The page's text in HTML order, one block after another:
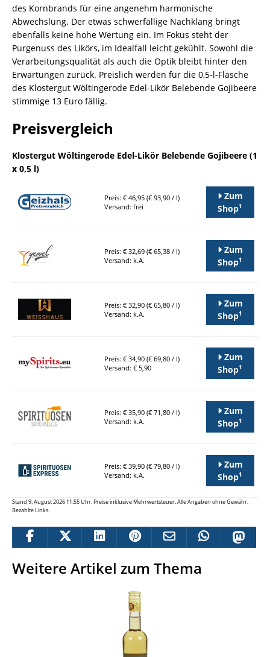
des Kornbrands für eine angenehm harmonische
Abwechslung. Der etwas schwerfällige Nachklang bringt
ebenfalls keine hohe Wertung ein. Im Fokus steht der
Purgenuss des Likörs, im Idealfall leicht gekühlt. Sowohl die
Verarbeitungsqualität als auch die Optik bleibt hinter den
Erwartungen zurück. Preislich werden für die 0,5-l-Flasche
des Klostergut Wöltingerode Edel-Likör Belebende Gojibeere
stimmige 13 Euro fällig.
Preisvergleich
Klostergut Wöltingerode Edel-Likör Belebende Gojibeere (1
x 0,5 l)
Preis: € 46,95 (€ 93,90 / l)
Versand: frei
Zum
Shop1
Preis: € 32,69 (€ 65,38 / l)
Versand: k.A.
Zum
Shop1
Preis: € 32,90 (€ 65,80 / l)
Versand: k.A.
Zum
Shop1
Preis: € 34,90 (€ 69,80 / l)
Versand: € 5,90
Zum
Shop1
Preis: € 35,90 (€ 71,80 / l)
Versand: k.A.
Zum
Shop1
Preis: € 39,90 (€ 79,80 / l)
Versand: k.A.
Zum
Shop1
Stand 9. August 2026 11:55 Uhr. Preise inklusive Mehrwertsteuer. Alle Angaben ohne Gewähr.
Bezahlte Links.
Weitere Artikel zum Thema